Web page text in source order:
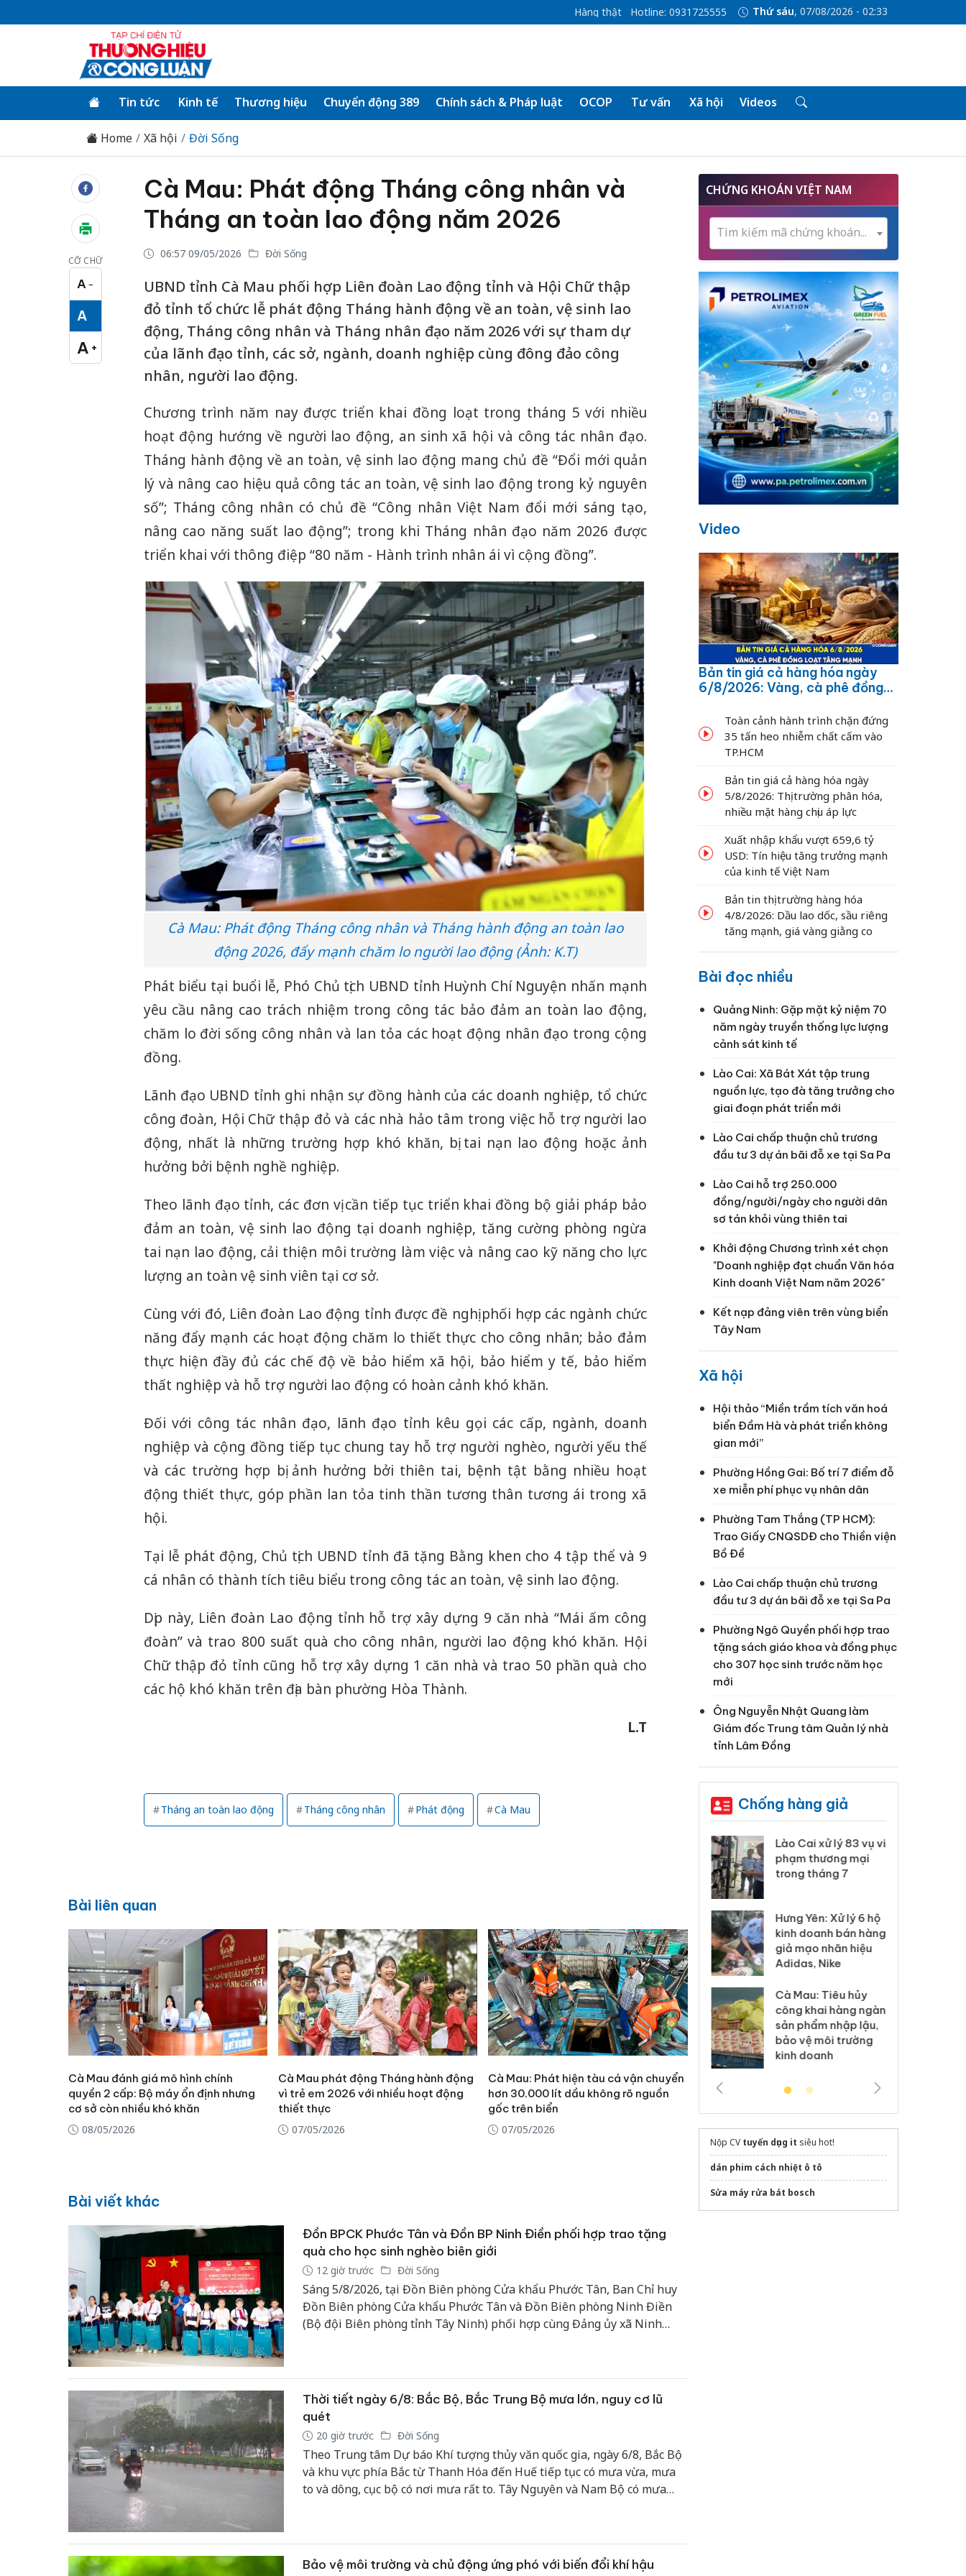
Hàng thật Hotline: 0931725555 Thứ sáu, 07/08/2026 - 02:33
Tin tức Kinh tế Thương hiệu Chuyển động 389 Chính sách & Pháp luật OCOP Tư vấn Xã hội Videos
Home Xã hội Đời Sống
CỠ CHỮ
A −
Cỡ chữ nhỏ
A
Cỡ chữ vừa
A +
Cỡ chữ lớn
Cà Mau: Phát động Tháng công nhân và
Tháng an toàn lao động năm 2026
06:57 09/05/2026 Đời Sống
UBND tỉnh Cà Mau phối hợp Liên đoàn Lao động tỉnh và Hội Chữ thập
đỏ tỉnh tổ chức lễ phát động Tháng hành động về an toàn, vệ sinh lao
động, Tháng công nhân và Tháng nhân đạo năm 2026 với sự tham dự
của lãnh đạo tỉnh, các sở, ngành, doanh nghiệp cùng đông đảo công
nhân, người lao động.
Chương trình năm nay được triển khai đồng loạt trong tháng 5 với nhiều
hoạt động hướng về người lao động, an sinh xã hội và công tác nhân đạo.
Tháng hành động về an toàn, vệ sinh lao động mang chủ đề “Đổi mới quản
lý và nâng cao hiệu quả công tác an toàn, vệ sinh lao động trong kỷ nguyên
số”; Tháng công nhân có chủ đề “Công nhân Việt Nam đổi mới sáng tạo,
nâng cao năng suất lao động”; trong khi Tháng nhân đạo năm 2026 được
triển khai với thông điệp “80 năm - Hành trình nhân ái vì cộng đồng”.
Cà Mau: Phát động Tháng công nhân và Tháng hành động an toàn lao
động 2026, đẩy mạnh chăm lo người lao động (Ảnh: K.T)
Phát biểu tại buổi lễ, Phó Chủ tịch UBND tỉnh Huỳnh Chí Nguyện nhấn mạnh
yêu cầu nâng cao trách nhiệm trong công tác bảo đảm an toàn lao động,
chăm lo đời sống công nhân và lan tỏa các hoạt động nhân đạo trong cộng
đồng.
Lãnh đạo UBND tỉnh ghi nhận sự đồng hành của các doanh nghiệp, tổ chức
công đoàn, Hội Chữ thập đỏ và các nhà hảo tâm trong việc hỗ trợ người lao
động, nhất là những trường hợp khó khăn, bị tai nạn lao động hoặc ảnh
hưởng bởi bệnh nghề nghiệp.
Theo lãnh đạo tỉnh, các đơn vị cần tiếp tục triển khai đồng bộ giải pháp bảo
đảm an toàn, vệ sinh lao động tại doanh nghiệp, tăng cường phòng ngừa
tai nạn lao động, cải thiện môi trường làm việc và nâng cao kỹ năng cho lực
lượng an toàn vệ sinh viên tại cơ sở.
Cùng với đó, Liên đoàn Lao động tỉnh được đề nghị phối hợp các ngành chức
năng đẩy mạnh các hoạt động chăm lo thiết thực cho công nhân; bảo đảm
thực hiện đầy đủ các chế độ về bảo hiểm xã hội, bảo hiểm y tế, bảo hiểm
thất nghiệp và hỗ trợ người lao động có hoàn cảnh khó khăn.
Đối với công tác nhân đạo, lãnh đạo tỉnh kêu gọi các cấp, ngành, doanh
nghiệp và cộng đồng tiếp tục chung tay hỗ trợ người nghèo, người yếu thế
và các trường hợp bị ảnh hưởng bởi thiên tai, bệnh tật bằng nhiều hoạt
động thiết thực, góp phần lan tỏa tinh thần tương thân tương ái trong xã
hội.
Tại lễ phát động, Chủ tịch UBND tỉnh đã tặng Bằng khen cho 4 tập thể và 9
cá nhân có thành tích tiêu biểu trong công tác an toàn, vệ sinh lao động.
Dịp này, Liên đoàn Lao động tỉnh hỗ trợ xây dựng 9 căn nhà “Mái ấm công
đoàn” và trao 800 suất quà cho công nhân, người lao động khó khăn. Hội
Chữ thập đỏ tỉnh cũng hỗ trợ xây dựng 1 căn nhà và trao 50 phần quà cho
các hộ khó khăn trên địa bàn phường Hòa Thành.
L.T
Tháng an toàn lao động Tháng công nhân Phát động Cà Mau
Bài liên quan
Cà Mau đánh giá mô hình chính
quyền 2 cấp: Bộ máy ổn định nhưng
cơ sở còn nhiều khó khăn
08/05/2026
Cà Mau phát động Tháng hành động
vì trẻ em 2026 với nhiều hoạt động
thiết thực
07/05/2026
Cà Mau: Phát hiện tàu cá vận chuyển
hơn 30.000 lít dầu không rõ nguồn
gốc trên biển
07/05/2026
Bài viết khác
Đồn BPCK Phước Tân và Đồn BP Ninh Điền phối hợp trao tặng
quà cho học sinh nghèo biên giới
12 giờ trước Đời Sống
Sáng 5/8/2026, tại Đồn Biên phòng Cửa khẩu Phước Tân, Ban Chỉ huy
Đồn Biên phòng Cửa khẩu Phước Tân và Đồn Biên phòng Ninh Điền
(Bộ đội Biên phòng tỉnh Tây Ninh) phối hợp cùng Đảng ủy xã Ninh
thắp sáng tự hào”.
Thời tiết ngày 6/8: Bắc Bộ, Bắc Trung Bộ mưa lớn, nguy cơ lũ
quét
20 giờ trước Đời Sống
Theo Trung tâm Dự báo Khí tượng thủy văn quốc gia, ngày 6/8, Bắc Bộ
và khu vực phía Bắc từ Thanh Hóa đến Huế tiếp tục có mưa vừa, mưa
to và dông, cục bộ có nơi mưa rất to. Tây Nguyên và Nam Bộ có mưa
Trung Bộ tiềm ẩn nguy cơ lũ quét, sạt lở đất.
Bảo vệ môi trường và chủ động ứng phó với biến đổi khí hậu
CHỨNG KHOÁN VIỆT NAM
Tìm kiếm mã chứng khoán...
Video
Bản tin giá cả hàng hóa ngày
6/8/2026: Vàng, cà phê đồng
Toàn cảnh hành trình chặn đứng
35 tấn heo nhiễm chất cấm vào
TP.HCM
Bản tin giá cả hàng hóa ngày
5/8/2026: Thị trường phân hóa,
nhiều mặt hàng chịu áp lực
Xuất nhập khẩu vượt 659,6 tỷ
USD: Tín hiệu tăng trưởng mạnh
của kinh tế Việt Nam
Bản tin thị trường hàng hóa
4/8/2026: Dầu lao dốc, sầu riêng
tăng mạnh, giá vàng giằng co
Bài đọc nhiều
Quảng Ninh: Gặp mặt kỷ niệm 70
năm ngày truyền thống lực lượng
cảnh sát kinh tế
Lào Cai: Xã Bát Xát tập trung
nguồn lực, tạo đà tăng trưởng cho
giai đoạn phát triển mới
Lào Cai chấp thuận chủ trương
đầu tư 3 dự án bãi đỗ xe tại Sa Pa
Lào Cai hỗ trợ 250.000
đồng/người/ngày cho người dân
sơ tán khỏi vùng thiên tai
Khởi động Chương trình xét chọn
"Doanh nghiệp đạt chuẩn Văn hóa
Kinh doanh Việt Nam năm 2026"
Kết nạp đảng viên trên vùng biển
Tây Nam
Xã hội
Hội thảo “Miền trầm tích văn hoá
biển Đầm Hà và phát triển không
gian mới”
Phường Hồng Gai: Bố trí 7 điểm đỗ
xe miễn phí phục vụ nhân dân
Phường Tam Thắng (TP HCM):
Trao Giấy CNQSDĐ cho Thiền viện
Bồ Đề
Lào Cai chấp thuận chủ trương
đầu tư 3 dự án bãi đỗ xe tại Sa Pa
Phường Ngô Quyền phối hợp trao
tặng sách giáo khoa và đồng phục
cho 307 học sinh trước năm học
mới
Ông Nguyễn Nhật Quang làm
Giám đốc Trung tâm Quản lý nhà
tỉnh Lâm Đồng
Chống hàng giả
hại trong vụ án buôn
bán bình sữa
Moyuum giả
An Giang: Đối tượng
chủ mưu đường dây
bán hàng giả tại Phú
Quốc ra đầu thú
Lào Cai xử lý 83 vụ vi
phạm thương mại
trong tháng 7
Hưng Yên: Xử lý 6 hộ
kinh doanh bán hàng
giả mạo nhãn hiệu
Adidas, Nike
Cà Mau: Tiêu hủy
công khai hàng ngàn
sản phẩm nhập lậu,
bảo vệ môi trường
kinh doanh
Nộp CV tuyển dụng it siêu hot!
dán phim cách nhiệt ô tô
Sửa máy rửa bát bosch